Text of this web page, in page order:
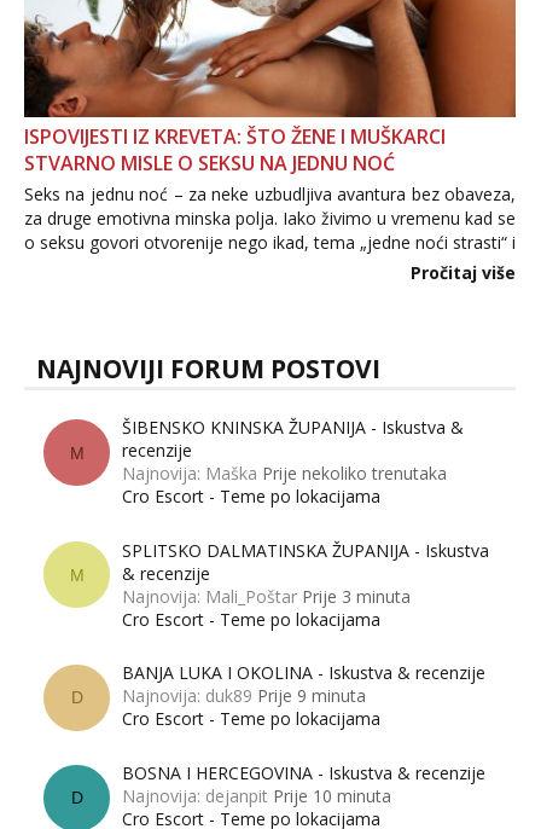
ISPOVIJESTI IZ KREVETA: ŠTO ŽENE I MUŠKARCI
STVARNO MISLE O SEKSU NA JEDNU NOĆ
Seks na jednu noć – za neke uzbudljiva avantura bez obaveza,
za druge emotivna minska polja. Iako živimo u vremenu kad se
o seksu govori otvorenije nego ikad, tema „jedne noći strasti“ i
dalje izaziva burne rasprave. Što zapravo misle žene, a što
Pročitaj više
NAJNOVIJI FORUM POSTOVI
M
ŠIBENSKO KNINSKA ŽUPANIJA - Iskustva &
recenzije
Najnovija: Maška Prije nekoliko trenutaka
Cro Escort - Teme po lokacijama
M
SPLITSKO DALMATINSKA ŽUPANIJA - Iskustva
& recenzije
Najnovija: Mali_Poštar Prije 3 minuta
Cro Escort - Teme po lokacijama
D
BANJA LUKA I OKOLINA - Iskustva & recenzije
Najnovija: duk89 Prije 9 minuta
Cro Escort - Teme po lokacijama
D
BOSNA I HERCEGOVINA - Iskustva & recenzije
Najnovija: dejanpit Prije 10 minuta
Cro Escort - Teme po lokacijama